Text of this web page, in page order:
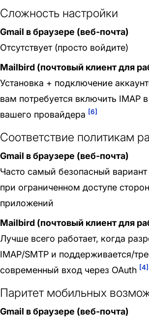
Сложность настройки
Gmail в браузере (веб-почта)
Отсутствует (просто войдите)
Mailbird (почтовый клиент для
Установка + подключение
вам потребуется включить IMAP
вашего провайдера [6]
Соответствие политикам
Gmail в браузере (веб-почта)
Часто самый безопасный
при ограниченном доступе
приложений
Mailbird (почтовый клиент для
Лучше всего работает, когда
IMAP/SMTP и поддерживается/
современный вход через OAuth [4]
Паритет мобильных
Gmail в браузере (веб-почта)